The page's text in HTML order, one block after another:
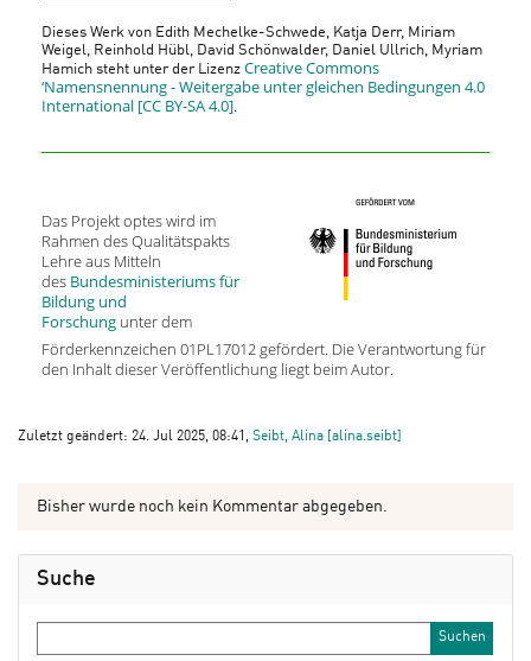
Dieses Werk von Edith Mechelke-Schwede, Katja Derr, Miriam
Weigel, Reinhold Hübl, David Schönwalder, Daniel Ullrich, Myriam
Hamich steht unter der Lizenz Creative Commons
‘Namensnennung - Weitergabe unter gleichen Bedingungen 4.0
International [CC BY-SA 4.0].
Das Projekt optes wird im
Rahmen des Qualitätspakts
Lehre aus Mitteln
des Bundesministeriums für
Bildung und
Forschung unter dem
Förderkennzeichen 01PL17012 gefördert. Die Verantwortung für
den Inhalt dieser Veröffentlichung liegt beim Autor.
Zuletzt geändert: 24. Jul 2025, 08:41, Seibt, Alina [alina.seibt]
Bisher wurde noch kein Kommentar abgegeben.
Suche